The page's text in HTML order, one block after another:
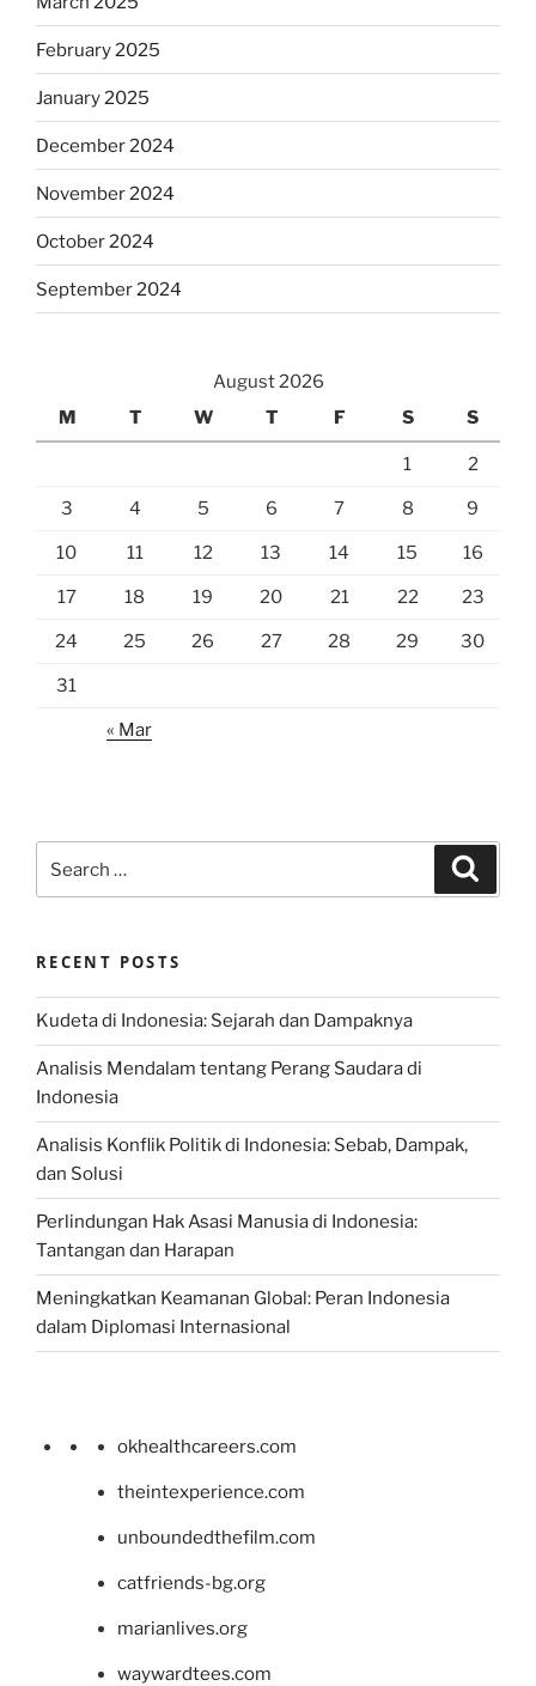
February 2025
January 2025
December 2024
November 2024
October 2024
September 2024
August 2026
M
T W T F S S
1 2
3 4 5 6 7 8 9
10 11 12 13 14 15 16
17 18 19 20 21 22 23
24 25 26 27 28 29 30
31
« Mar
for:
RECENT POSTS
Kudeta di Indonesia: Sejarah dan Dampaknya
Analisis Mendalam tentang Perang Saudara di
Indonesia
Analisis Konflik Politik di Indonesia: Sebab, Dampak,
dan Solusi
Perlindungan Hak Asasi Manusia di Indonesia:
Tantangan dan Harapan
Meningkatkan Keamanan Global: Peran Indonesia
dalam Diplomasi Internasional
okhealthcareers.com
theintexperience.com
unboundedthefilm.com
catfriends-bg.org
marianlives.org
waywardtees.com